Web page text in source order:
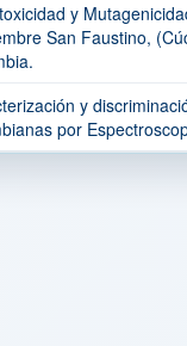
y
San Faustino,
y
por